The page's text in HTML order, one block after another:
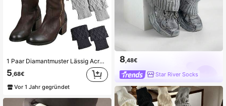
1 Paar Diamantmuster Lässig Acryl kurze Stulpen, geeignet für Herbst/Winter Outfit mit hohen Stiefeln, Schneestiefeln, Ankle Boots, warm und windabweisend als Weihnachtsgeschenk
5,68€
Vor 1 Jahr gegründet
8,48€
Star River Socks